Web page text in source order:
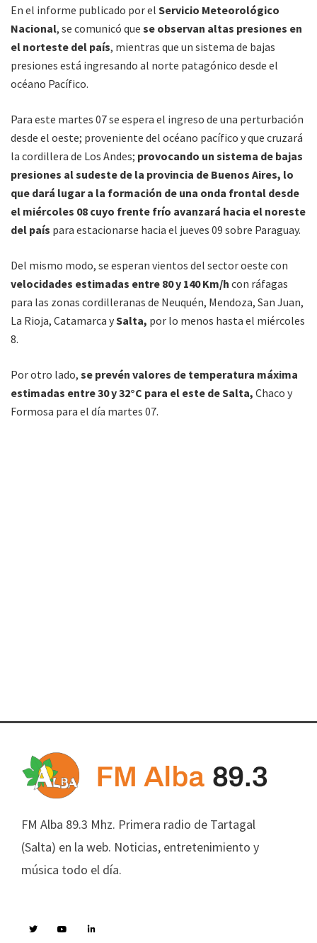
En el informe publicado por el Servicio Meteorológico
Nacional, se comunicó que se observan altas presiones en
el norteste del país, mientras que un sistema de bajas
presiones está ingresando al norte patagónico desde el
océano Pacífico.
Para este martes 07 se espera el ingreso de una perturbación
desde el oeste; proveniente del océano pacífico y que cruzará
la cordillera de Los Andes; provocando un sistema de bajas
presiones al sudeste de la provincia de Buenos Aires, lo
que dará lugar a la formación de una onda frontal desde
el miércoles 08 cuyo frente frío avanzará hacia el noreste
del país para estacionarse hacia el jueves 09 sobre Paraguay.
Del mismo modo, se esperan vientos del sector oeste con
velocidades estimadas entre 80 y 140 Km/h con ráfagas
para las zonas cordilleranas de Neuquén, Mendoza, San Juan,
La Rioja, Catamarca ySalta, por lo menos hasta el miércoles
8.
Por otro lado, se prevén valores de temperatura máxima
estimadas entre 30 y 32°C para el este de Salta, Chaco y
Formosa para el día martes 07.
FM Alba 89.3 Mhz. Primera radio de Tartagal
(Salta) en la web. Noticias, entretenimiento y
música todo el día.